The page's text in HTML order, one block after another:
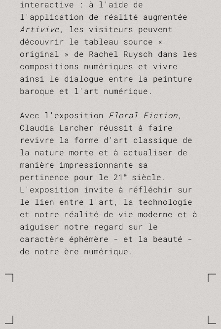
interactive : à l'aide de
l'application de réalité augmentée
Artivive, les visiteurs peuvent
découvrir le tableau source «
original » de Rachel Ruysch dans les
compositions numériques et vivre
ainsi le dialogue entre la peinture
baroque et l'art numérique.
Avec l'exposition Floral Fiction,
Claudia Larcher réussit à faire
revivre la forme d'art classique de
la nature morte et à actualiser de
manière impressionnante sa
pertinence pour le 21 e
siècle.
L'exposition invite à réfléchir sur
le lien entre l'art, la technologie
et notre réalité de vie moderne et à
aiguiser notre regard sur le
caractère éphémère - et la beauté -
de notre ère numérique.